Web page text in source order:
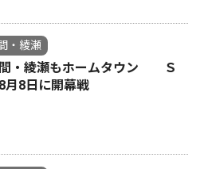
・綾瀬
間・綾瀬もホームタウン Ｓ
月8日に開幕戦